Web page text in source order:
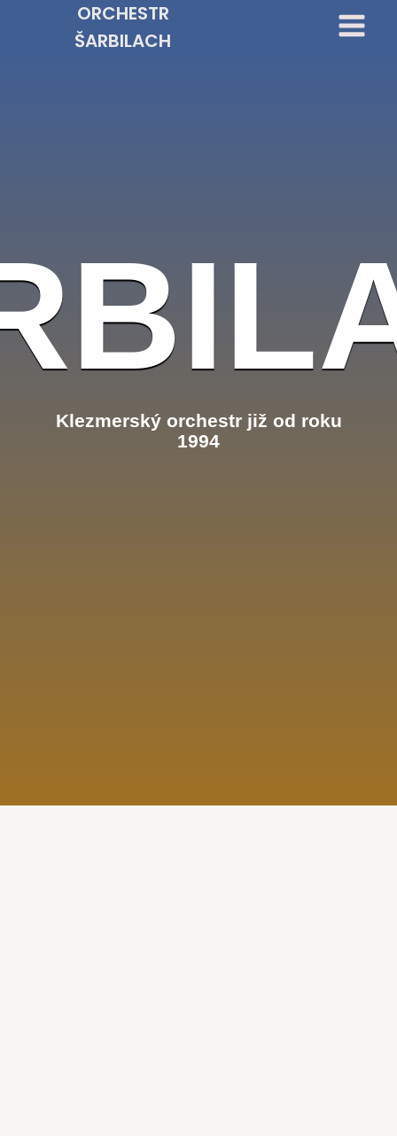
ORCHESTR
ŠARBILACH
Klezmerský orchestr již od roku
1994